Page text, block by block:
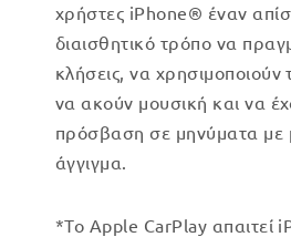
χρήστες iPhone® έναν
διαισθητικό τρόπο να
κλήσεις, να χρησιμοποιούν
να ακούν μουσική και να
πρόσβαση σε μηνύματα με
άγγιγμα.
*Το Apple CarPlay απαιτεί